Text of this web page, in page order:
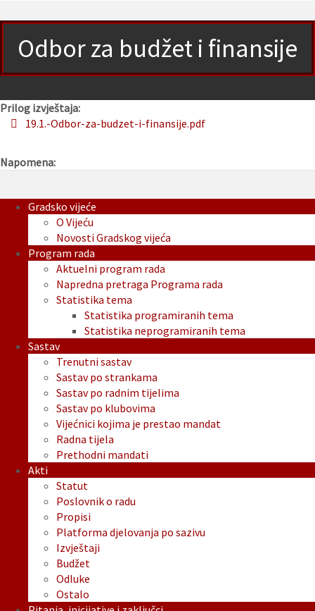
Odbor za budžet i finansije
Prilog izvještaja:
19.1.-Odbor-za-budzet-i-finansije.pdf
Napomena:
Gradsko vijeće
O Vijeću
Novosti Gradskog vijeća
Program rada
Aktuelni program rada
Napredna pretraga Programa rada
Statistika tema
Statistika programiranih tema
Statistika neprogramiranih tema
Sastav
Trenutni sastav
Sastav po strankama
Sastav po radnim tijelima
Sastav po klubovima
Vijećnici kojima je prestao mandat
Radna tijela
Prethodni mandati
Akti
Statut
Poslovnik o radu
Propisi
Platforma djelovanja po sazivu
Izvještaji
Budžet
Odluke
Ostalo